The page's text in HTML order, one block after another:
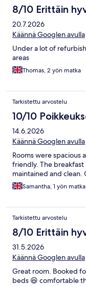
8/10 Erittäin
20.7.2026
Käännä Googlen avulla
Under a lot of
areas
Thomas, 2 yön matka
Tarkistettu arvostelu
10/10
14.6.2026
Käännä Googlen avulla
Rooms were spacious
friendly. The breakfast
maintained and clean.
Samantha, 1 yön matka
Tarkistettu arvostelu
8/10 Erittäin
31.5.2026
Käännä Googlen avulla
Great room. Booked
beds 😆 comfortable